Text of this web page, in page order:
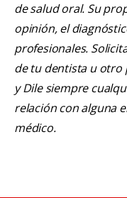
de salud oral. Su
opinión, el
profesionales.
de tu dentista u otro
y Dile siempre
relación con alguna
médico.